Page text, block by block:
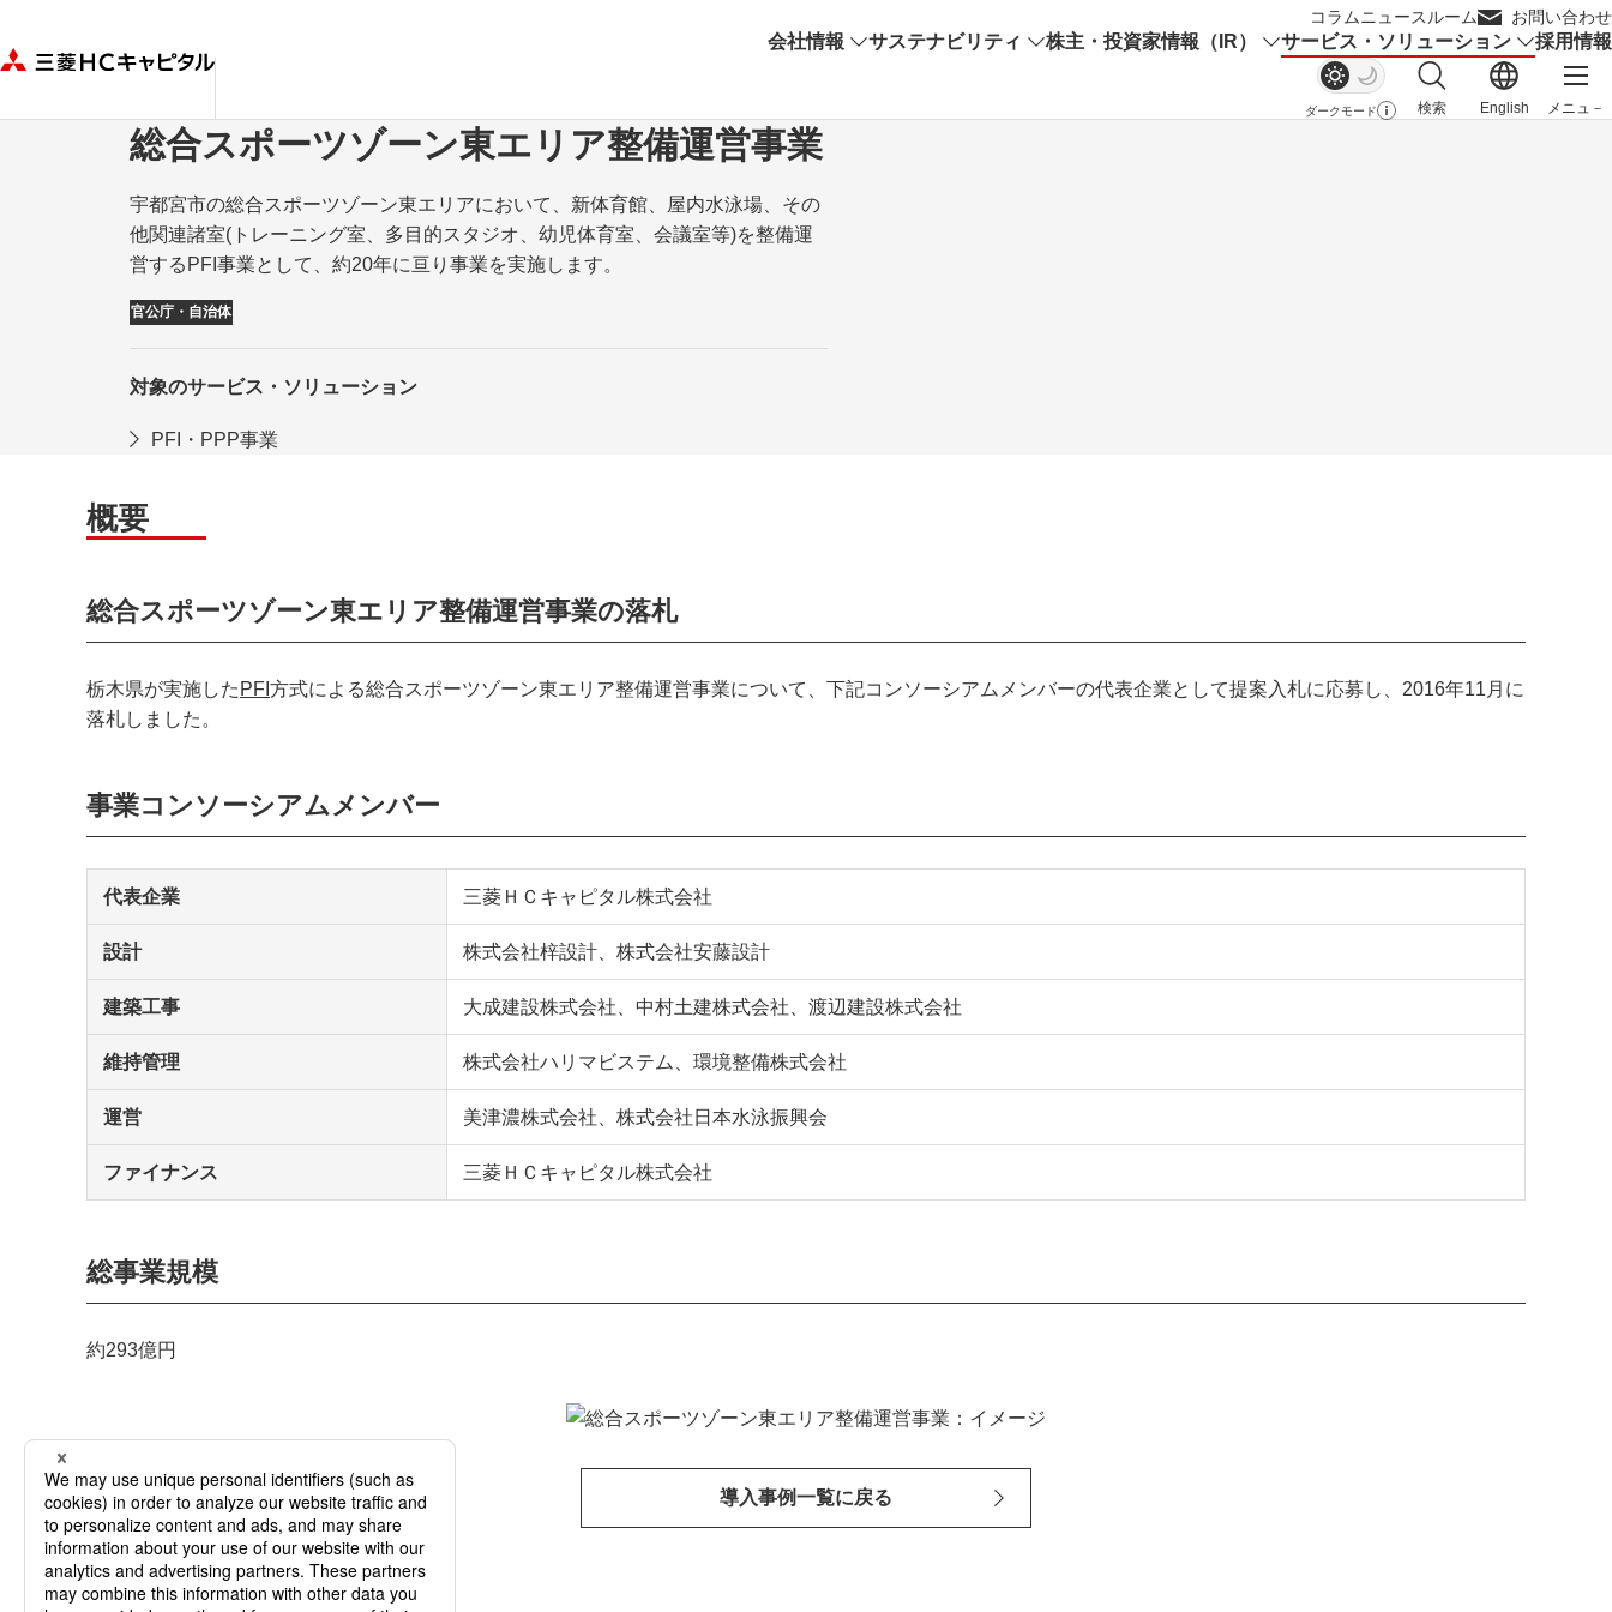
コラムニュースルーム お問い合わせ
会社情報 サステナビリティ 株主・投資家情報（IR） サービス・ソリューション 採用情報
ダークモード
検索
サイト内検索を開く
English
メニュ－
メイ
総合スポーツゾーン東エリア整備運営事業
宇都宮市の総合スポーツゾーン東エリアにおいて、新体育館、屋内水泳場、その
他関連諸室(トレーニング室、多目的スタジオ、幼児体育室、会議室等)を整備運
営するPFI事業として、約20年に亘り事業を実施します。
官公庁・自治体
対象のサービス・ソリューション
PFI・PPP事業
概要
総合スポーツゾーン東エリア整備運営事業の落札
栃木県が実施した PFI 方式による総合スポーツゾーン東エリア整備運営事業について、下記コンソーシアムメンバーの代表企業として提案入札に応募し、2016年11月に
落札しました。
事業コンソーシアムメンバー
代表企業 三菱ＨＣキャピタル株式会社
設計 株式会社梓設計、株式会社安藤設計
建築工事 大成建設株式会社、中村土建株式会社、渡辺建設株式会社
維持管理 株式会社ハリマビステム、環境整備株式会社
運営 美津濃株式会社、株式会社日本水泳振興会
ファイナンス 三菱ＨＣキャピタル株式会社
総事業規模
約293億円
導入事例一覧に戻る